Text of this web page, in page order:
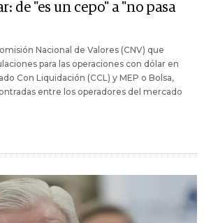
de "es un cepo" a "no pasa
Nacional de Valores (CNV) que
para las operaciones con dólar en
Con Liquidación (CCL) y MEP o Bolsa,
entre los operadores del mercado